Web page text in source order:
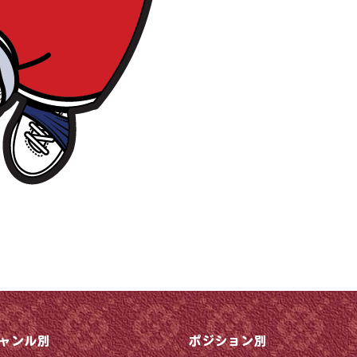
ンル別 ポジション別